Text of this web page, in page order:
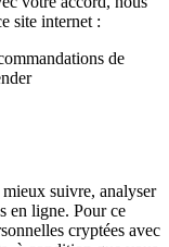
site internet :
de
suivre, analyser
en ligne. Pour ce
cryptées avec